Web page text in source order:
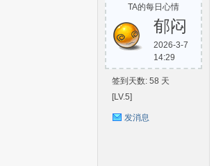
TA的每日心情
郁闷
2026-3-7
14:29
签到天数: 58 天
[LV.5]
发消息